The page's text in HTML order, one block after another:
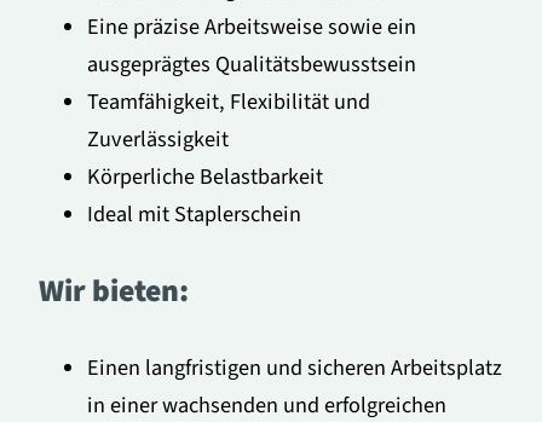
Eine präzise Arbeitsweise sowie ein
ausgeprägtes Qualitätsbewusstsein
Teamfähigkeit, Flexibilität und
Zuverlässigkeit
Körperliche Belastbarkeit
Ideal mit Staplerschein
Wir bieten:
Einen langfristigen und sicheren Arbeitsplatz
in einer wachsenden und erfolgreichen